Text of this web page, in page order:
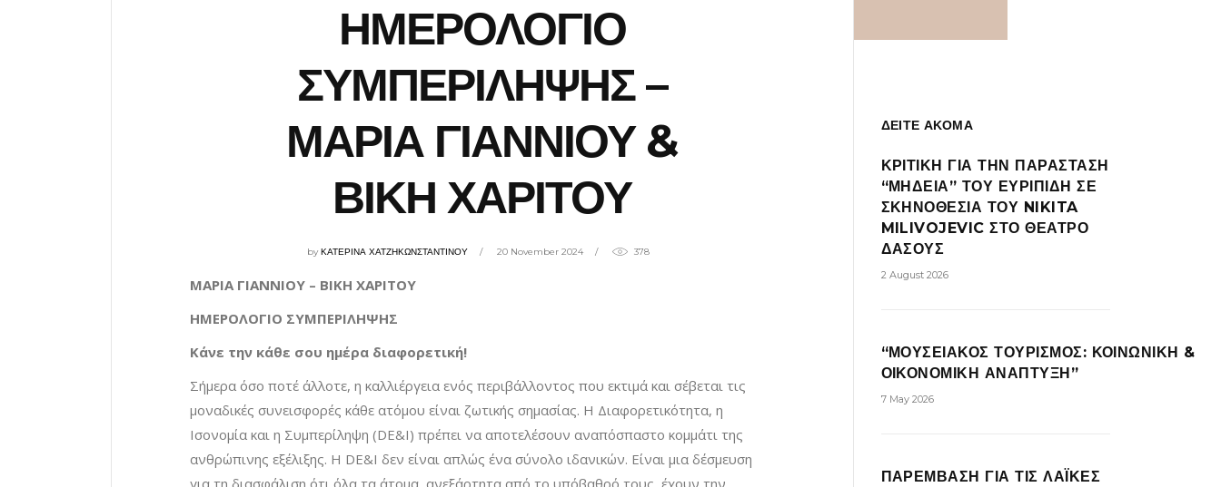
ΗΜΕΡΟΛΟΓΙΟ
ΣΥΜΠΕΡΙΛΗΨΗΣ –
ΜΑΡΙΑ ΓΙΑΝΝΙΟΥ &
ΒΙΚΗ ΧΑΡΙΤΟΥ
byΚΑΤΕΡΙΝΑ ΧΑΤΖΗΚΩΝΣΤΑΝΤΙΝΟΥ 20 November 2024 378
ΜΑΡΙΑ ΓΙΑΝΝΙΟΥ – ΒΙΚΗ ΧΑΡΙΤΟΥ
ΗΜΕΡΟΛΟΓΙΟ ΣΥΜΠΕΡΙΛΗΨΗΣ
Κάνε την κάθε σου ημέρα διαφορετική!
Σήμερα όσο ποτέ άλλοτε, η καλλιέργεια ενός περιβάλλοντος που εκτιμά και σέβεται τις
μοναδικές συνεισφορές κάθε ατόμου είναι ζωτικής σημασίας. Η Διαφορετικότητα, η
Ισονομία και η Συμπερίληψη (DE&I) πρέπει να αποτελέσουν αναπόσπαστο κομμάτι της
ανθρώπινης εξέλιξης. Η DE&I δεν είναι απλώς ένα σύνολο ιδανικών. Είναι μια δέσμευση
ΔΕΙΤΕ ΑΚΟΜΑ
ΚΡΙΤΙΚΗ ΓΙΑ ΤΗΝ ΠΑΡΑΣΤΑΣΗ
“ΜΗΔΕΙΑ” ΤΟΥ ΕΥΡΙΠΙΔΗ ΣΕ
ΣΚΗΝΟΘΕΣΙΑ ΤΟΥ NIKITA
MILIVOJEVIC ΣΤΟ ΘΕΑΤΡΟ
ΔΑΣΟΥΣ
2 August 2026
“ΜΟΥΣΕΙΑΚΟΣ ΤΟΥΡΙΣΜΟΣ: ΚΟΙΝΩΝΙΚΗ &
ΟΙΚΟΝΟΜΙΚΗ ΑΝΑΠΤΥΞΗ”
7 May 2026
ΠΑΡΕΜΒΑΣΗ ΓΙΑ ΤΙΣ ΛΑΪΚΕΣ